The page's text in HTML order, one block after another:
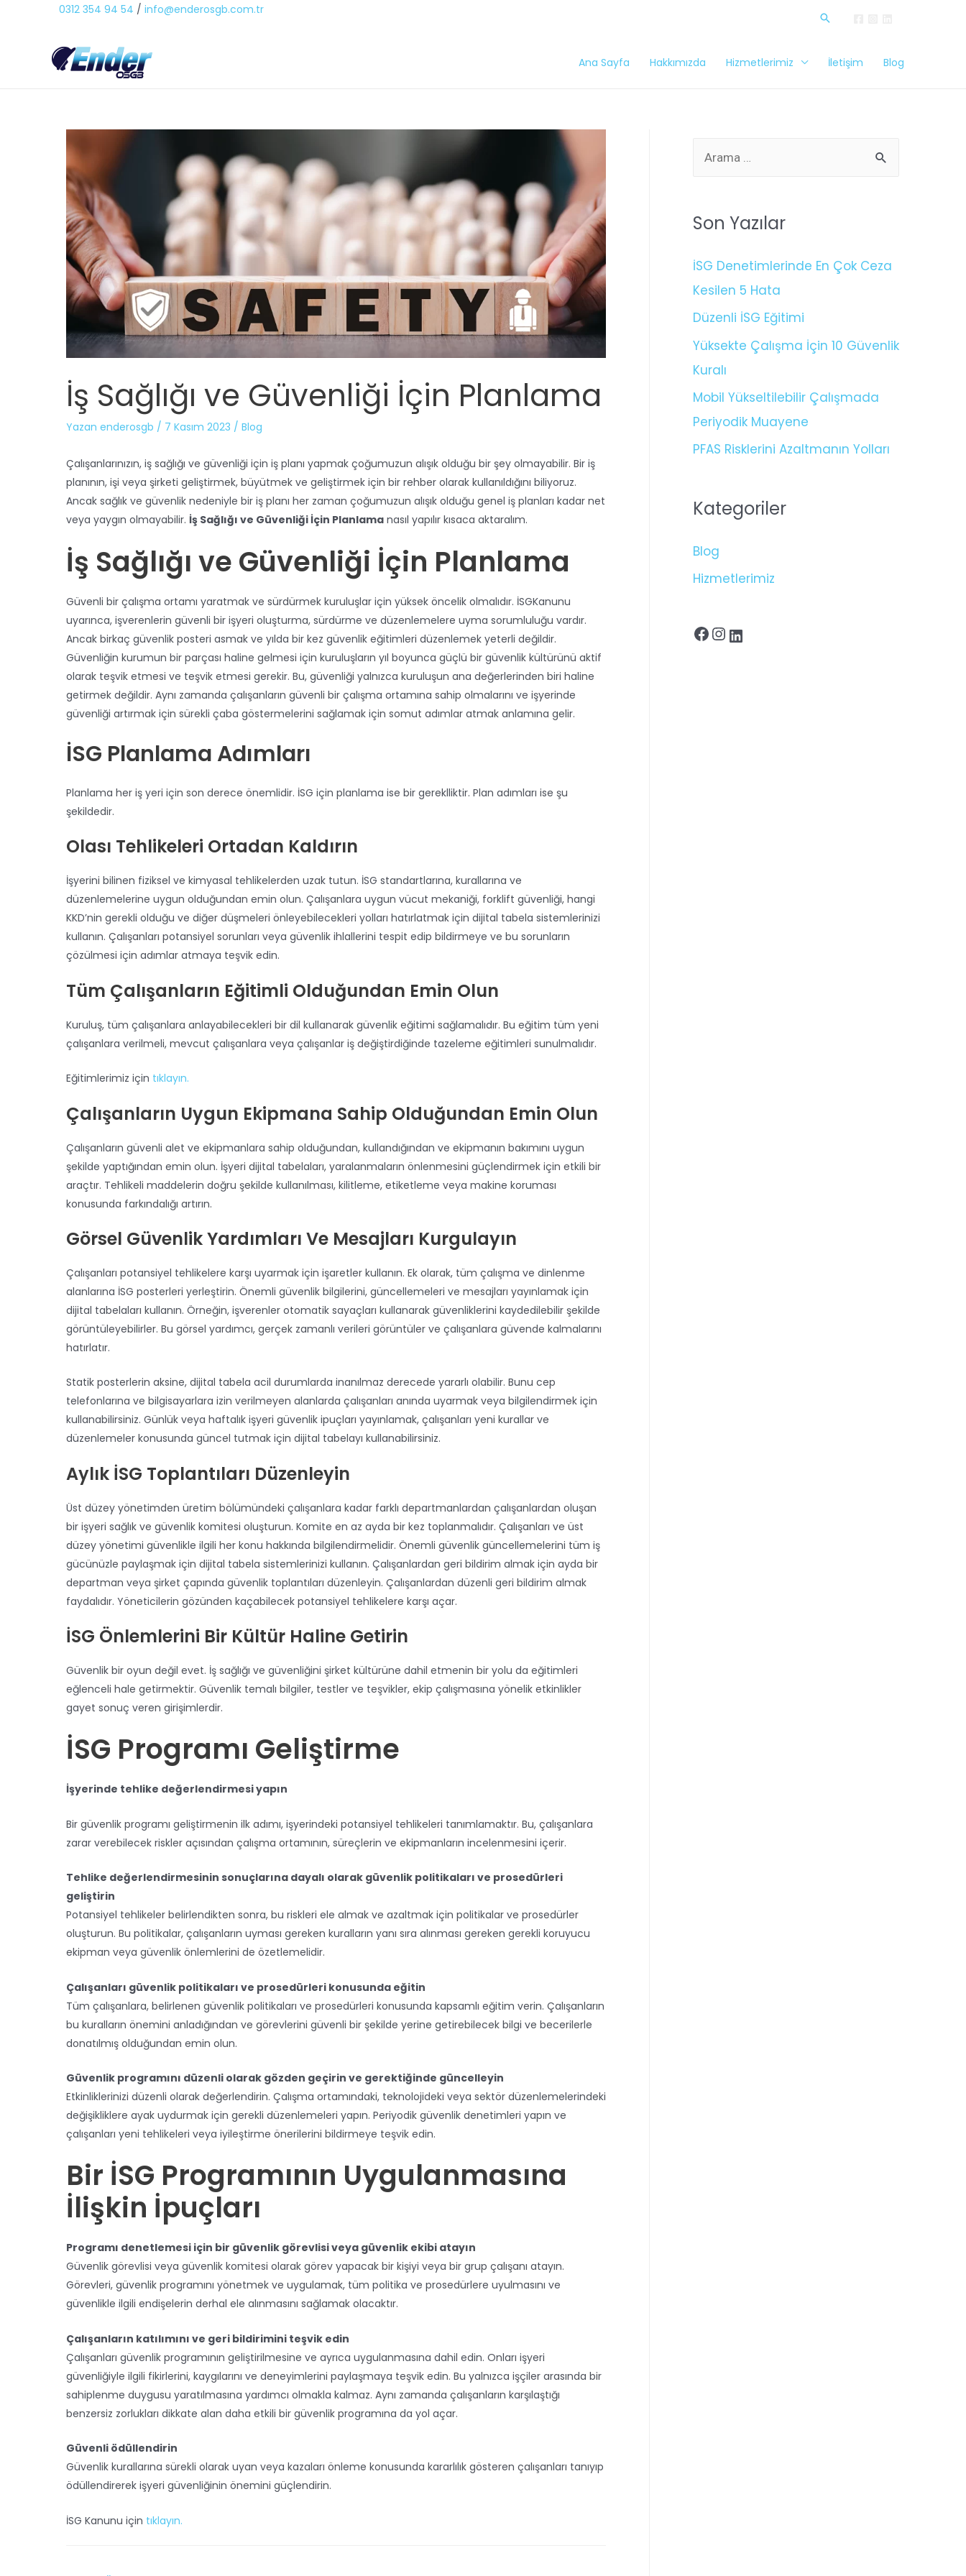
0312 354 94 54 / info@enderosgb.com.tr
Ana Sayfa Hakkımızda Hizmetlerimiz İletişim Blog
İş Sağlığı ve Güvenliği İçin Planlama
Yazan enderosgb / 7 Kasım 2023 / Blog
Çalışanlarınızın, iş sağlığı ve güvenliği için iş planı yapmak çoğumuzun alışık olduğu bir şey olmayabilir. Bir iş
planının, işi veya şirketi geliştirmek, büyütmek ve geliştirmek için bir rehber olarak kullanıldığını biliyoruz.
Ancak sağlık ve güvenlik nedeniyle bir iş planı her zaman çoğumuzun alışık olduğu genel iş planları kadar net
veya yaygın olmayabilir. İş Sağlığı ve Güvenliği İçin Planlama nasıl yapılır kısaca aktaralım.
İş Sağlığı ve Güvenliği İçin Planlama
Güvenli bir çalışma ortamı yaratmak ve sürdürmek kuruluşlar için yüksek öncelik olmalıdır. İSGKanunu
uyarınca, işverenlerin güvenli bir işyeri oluşturma, sürdürme ve düzenlemelere uyma sorumluluğu vardır.
Ancak birkaç güvenlik posteri asmak ve yılda bir kez güvenlik eğitimleri düzenlemek yeterli değildir.
Güvenliğin kurumun bir parçası haline gelmesi için kuruluşların yıl boyunca güçlü bir güvenlik kültürünü aktif
olarak teşvik etmesi ve teşvik etmesi gerekir. Bu, güvenliği yalnızca kuruluşun ana değerlerinden biri haline
getirmek değildir. Aynı zamanda çalışanların güvenli bir çalışma ortamına sahip olmalarını ve işyerinde
güvenliği artırmak için sürekli çaba göstermelerini sağlamak için somut adımlar atmak anlamına gelir.
İSG Planlama Adımları
Planlama her iş yeri için son derece önemlidir. İSG için planlama ise bir gereklliktir. Plan adımları ise şu
şekildedir.
Olası Tehlikeleri Ortadan Kaldırın
İşyerini bilinen fiziksel ve kimyasal tehlikelerden uzak tutun. İSG standartlarına, kurallarına ve
düzenlemelerine uygun olduğundan emin olun. Çalışanlara uygun vücut mekaniği, forklift güvenliği, hangi
KKD’nin gerekli olduğu ve diğer düşmeleri önleyebilecekleri yolları hatırlatmak için dijital tabela sistemlerinizi
kullanın. Çalışanları potansiyel sorunları veya güvenlik ihlallerini tespit edip bildirmeye ve bu sorunların
çözülmesi için adımlar atmaya teşvik edin.
Tüm Çalışanların Eğitimli Olduğundan Emin Olun
Kuruluş, tüm çalışanlara anlayabilecekleri bir dil kullanarak güvenlik eğitimi sağlamalıdır. Bu eğitim tüm yeni
çalışanlara verilmeli, mevcut çalışanlara veya çalışanlar iş değiştirdiğinde tazeleme eğitimleri sunulmalıdır.
Eğitimlerimiz için tıklayın.
Çalışanların Uygun Ekipmana Sahip Olduğundan Emin Olun
Çalışanların güvenli alet ve ekipmanlara sahip olduğundan, kullandığından ve ekipmanın bakımını uygun
şekilde yaptığından emin olun. İşyeri dijital tabelaları, yaralanmaların önlenmesini güçlendirmek için etkili bir
araçtır. Tehlikeli maddelerin doğru şekilde kullanılması, kilitleme, etiketleme veya makine koruması
konusunda farkındalığı artırın.
Görsel Güvenlik Yardımları Ve Mesajları Kurgulayın
Çalışanları potansiyel tehlikelere karşı uyarmak için işaretler kullanın. Ek olarak, tüm çalışma ve dinlenme
alanlarına İSG posterleri yerleştirin. Önemli güvenlik bilgilerini, güncellemeleri ve mesajları yayınlamak için
dijital tabelaları kullanın. Örneğin, işverenler otomatik sayaçları kullanarak güvenliklerini kaydedilebilir şekilde
görüntüleyebilirler. Bu görsel yardımcı, gerçek zamanlı verileri görüntüler ve çalışanlara güvende kalmalarını
hatırlatır.
Statik posterlerin aksine, dijital tabela acil durumlarda inanılmaz derecede yararlı olabilir. Bunu cep
telefonlarına ve bilgisayarlara izin verilmeyen alanlarda çalışanları anında uyarmak veya bilgilendirmek için
kullanabilirsiniz. Günlük veya haftalık işyeri güvenlik ipuçları yayınlamak, çalışanları yeni kurallar ve
düzenlemeler konusunda güncel tutmak için dijital tabelayı kullanabilirsiniz.
Aylık İSG Toplantıları Düzenleyin
Üst düzey yönetimden üretim bölümündeki çalışanlara kadar farklı departmanlardan çalışanlardan oluşan
bir işyeri sağlık ve güvenlik komitesi oluşturun. Komite en az ayda bir kez toplanmalıdır. Çalışanları ve üst
düzey yönetimi güvenlikle ilgili her konu hakkında bilgilendirmelidir. Önemli güvenlik güncellemelerini tüm iş
gücünüzle paylaşmak için dijital tabela sistemlerinizi kullanın. Çalışanlardan geri bildirim almak için ayda bir
departman veya şirket çapında güvenlik toplantıları düzenleyin. Çalışanlardan düzenli geri bildirim almak
faydalıdır. Yöneticilerin gözünden kaçabilecek potansiyel tehlikelere karşı açar.
İSG Önlemlerini Bir Kültür Haline Getirin
Güvenlik bir oyun değil evet. İş sağlığı ve güvenliğini şirket kültürüne dahil etmenin bir yolu da eğitimleri
eğlenceli hale getirmektir. Güvenlik temalı bilgiler, testler ve teşvikler, ekip çalışmasına yönelik etkinlikler
gayet sonuç veren girişimlerdir.
İSG Programı Geliştirme
İşyerinde tehlike değerlendirmesi yapın
Bir güvenlik programı geliştirmenin ilk adımı, işyerindeki potansiyel tehlikeleri tanımlamaktır. Bu, çalışanlara
zarar verebilecek riskler açısından çalışma ortamının, süreçlerin ve ekipmanların incelenmesini içerir.
Tehlike değerlendirmesinin sonuçlarına dayalı olarak güvenlik politikaları ve prosedürleri
geliştirin
Potansiyel tehlikeler belirlendikten sonra, bu riskleri ele almak ve azaltmak için politikalar ve prosedürler
oluşturun. Bu politikalar, çalışanların uyması gereken kuralların yanı sıra alınması gereken gerekli koruyucu
ekipman veya güvenlik önlemlerini de özetlemelidir.
Çalışanları güvenlik politikaları ve prosedürleri konusunda eğitin
Tüm çalışanlara, belirlenen güvenlik politikaları ve prosedürleri konusunda kapsamlı eğitim verin. Çalışanların
bu kuralların önemini anladığından ve görevlerini güvenli bir şekilde yerine getirebilecek bilgi ve becerilerle
donatılmış olduğundan emin olun.
Güvenlik programını düzenli olarak gözden geçirin ve gerektiğinde güncelleyin
Etkinliklerinizi düzenli olarak değerlendirin. Çalışma ortamındaki, teknolojideki veya sektör düzenlemelerindeki
değişikliklere ayak uydurmak için gerekli düzenlemeleri yapın. Periyodik güvenlik denetimleri yapın ve
çalışanları yeni tehlikeleri veya iyileştirme önerilerini bildirmeye teşvik edin.
Bir İSG Programının Uygulanmasına
İlişkin İpuçları
Programı denetlemesi için bir güvenlik görevlisi veya güvenlik ekibi atayın
Güvenlik görevlisi veya güvenlik komitesi olarak görev yapacak bir kişiyi veya bir grup çalışanı atayın.
Görevleri, güvenlik programını yönetmek ve uygulamak, tüm politika ve prosedürlere uyulmasını ve
güvenlikle ilgili endişelerin derhal ele alınmasını sağlamak olacaktır.
Çalışanların katılımını ve geri bildirimini teşvik edin
Çalışanları güvenlik programının geliştirilmesine ve ayrıca uygulanmasına dahil edin. Onları işyeri
güvenliğiyle ilgili fikirlerini, kaygılarını ve deneyimlerini paylaşmaya teşvik edin. Bu yalnızca işçiler arasında bir
sahiplenme duygusu yaratılmasına yardımcı olmakla kalmaz. Aynı zamanda çalışanların karşılaştığı
benzersiz zorlukları dikkate alan daha etkili bir güvenlik programına da yol açar.
Güvenli ödüllendirin
Güvenlik kurallarına sürekli olarak uyan veya kazaları önleme konusunda kararlılık gösteren çalışanları tanıyıp
ödüllendirerek işyeri güvenliğinin önemini güçlendirin.
İSG Kanunu için tıklayın.
Son Yazılar
İSG Denetimlerinde En Çok Ceza
Kesilen 5 Hata
Düzenli İSG Eğitimi
Yüksekte Çalışma İçin 10 Güvenlik
Kuralı
Mobil Yükseltilebilir Çalışmada
Periyodik Muayene
PFAS Risklerini Azaltmanın Yolları
Kategoriler
Blog
Hizmetlerimiz